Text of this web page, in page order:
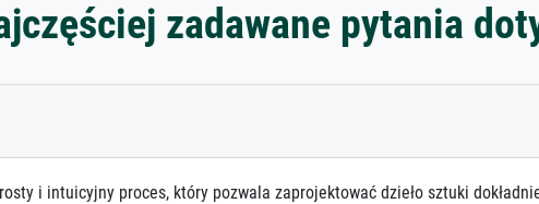
zadawane pytania
i intuicyjny proces, który pozwala zaprojektować dzieło sztuki